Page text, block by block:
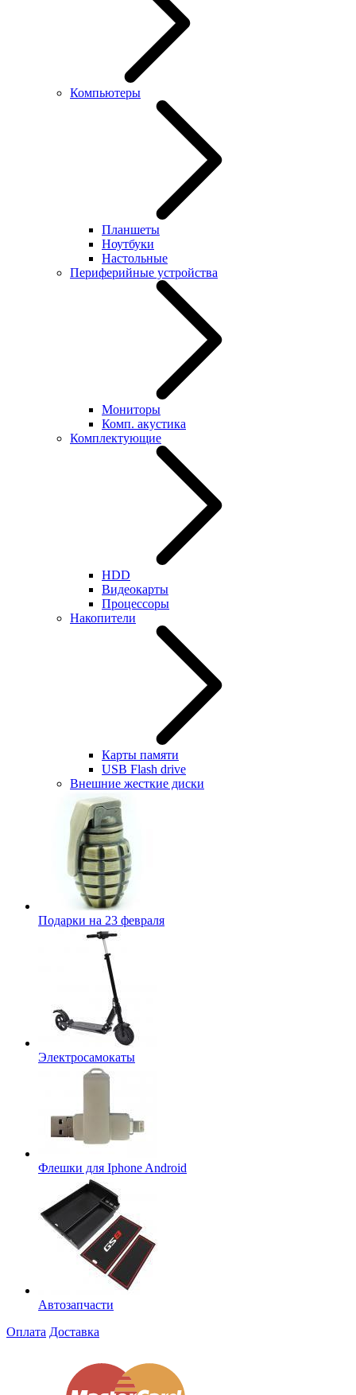
Компьютеры
Планшеты
Ноутбуки
Настольные
Периферийные устройства
Мониторы
Комп. акустика
Комплектующие
HDD
Видеокарты
Процессоры
Накопители
Карты памяти
USB Flash drive
Внешние жесткие диски
Подарки на 23 февраля
Электросамокаты
Флешки для Iphone Android
Автозапчасти
Оплата Доставка